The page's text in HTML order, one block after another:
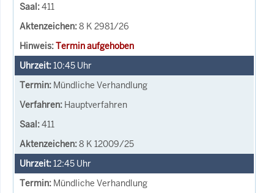
411
8 K 2981/26
Termin aufgehoben
10:45 Uhr
Mündliche Verhandlung
Hauptverfahren
411
8 K 12009/25
12:45 Uhr
Mündliche Verhandlung